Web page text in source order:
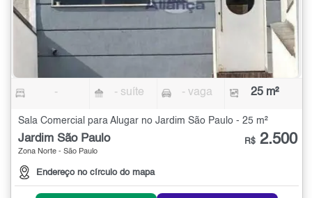
- - suíte - vaga 25 m²
Sala Comercial para Alugar no Jardim São Paulo - 25 m²
Jardim São Paulo
Zona Norte - São Paulo
Endereço no círculo do mapa
R$ 2.500